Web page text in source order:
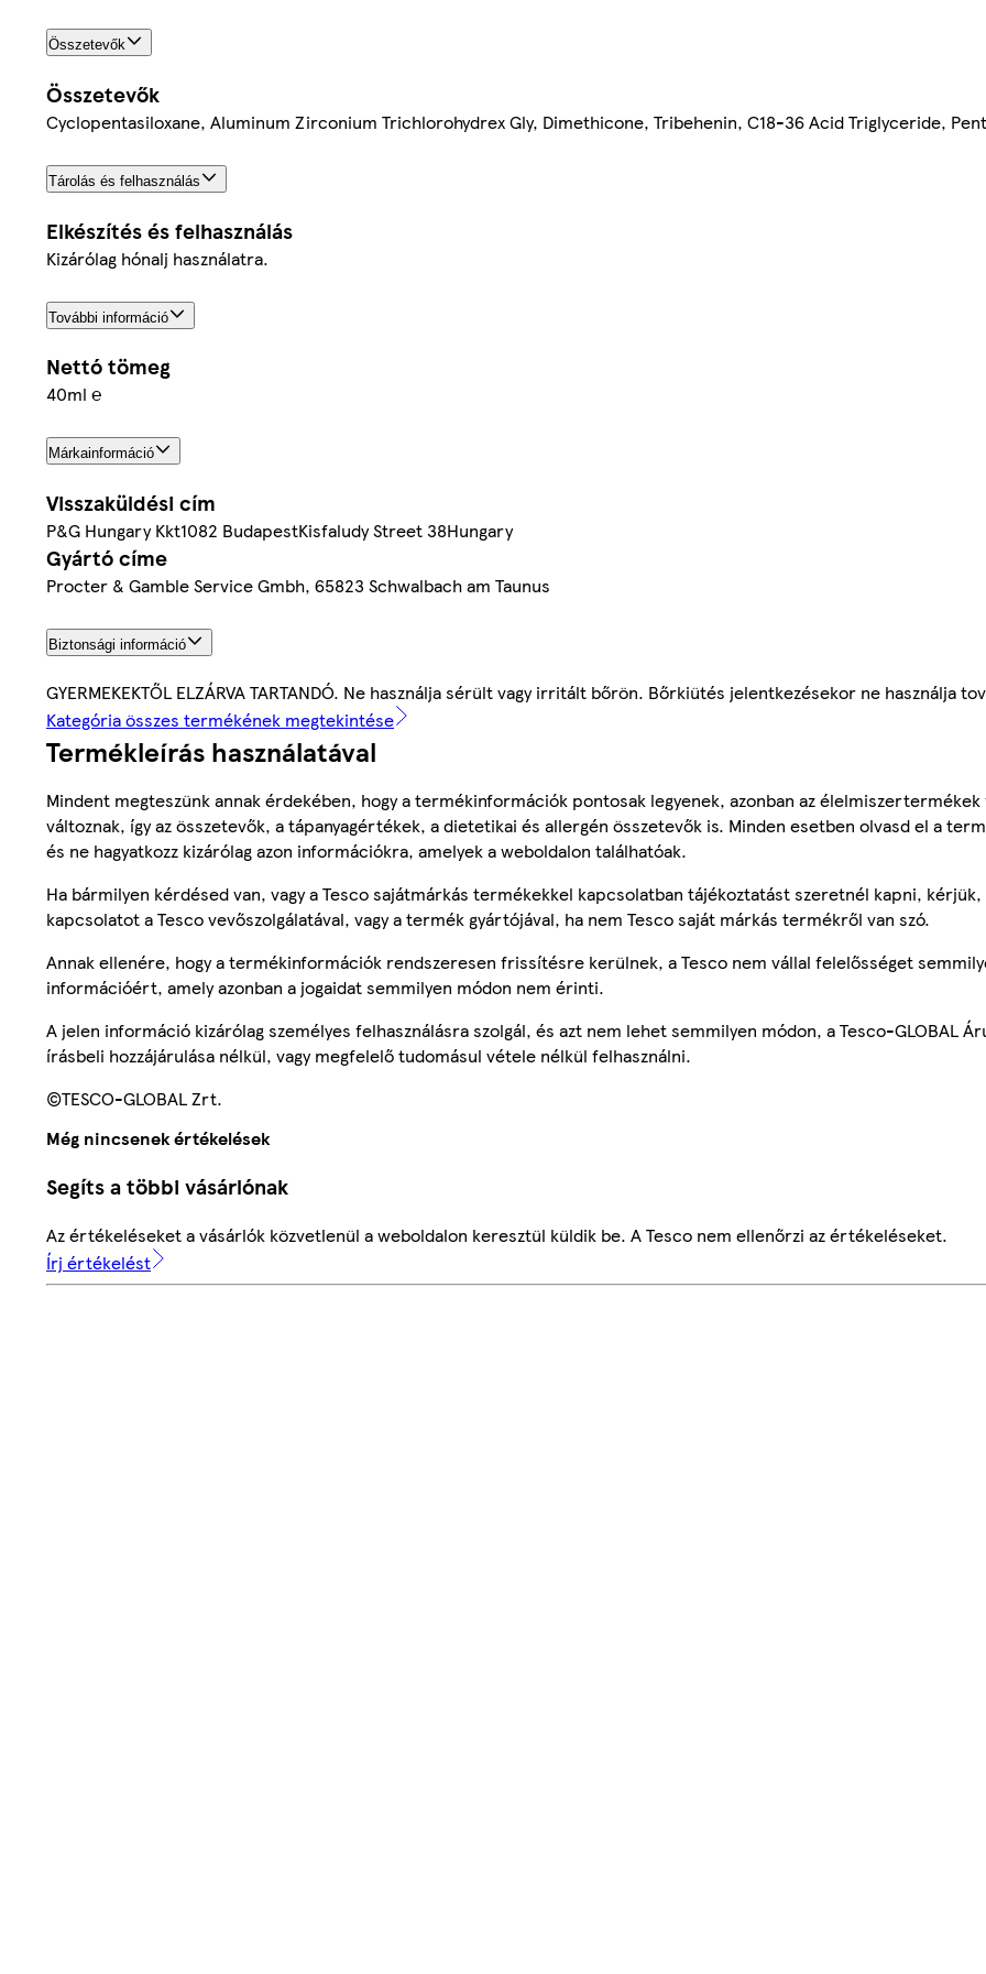
Összetevők
Összetevők
Cyclopentasiloxane, Aluminum Zirconium Trichlorohydrex Gly, Dimethicone, Tribehenin, C18-36 Acid Triglyceride,
Tárolás és felhasználás
Elkészítés és felhasználás
Kizárólag hónalj használatra.
További információ
Nettó tömeg
40ml ℮
Márkainformáció
Visszaküldési cím
P&G Hungary Kkt1082 BudapestKisfaludy Street 38Hungary
Gyártó címe
Procter & Gamble Service Gmbh, 65823 Schwalbach am Taunus
Biztonsági információ
GYERMEKEKTŐL ELZÁRVA TARTANDÓ. Ne használja sérült vagy irritált bőrön. Bőrkiütés jelentkezésekor ne használja
Kategória összes termékének megtekintése
Termékleírás használatával
Mindent megteszünk annak érdekében, hogy a termékinformációk pontosak legyenek, azonban az élelmiszertermékek
változnak, így az összetevők, a tápanyagértékek, a dietetikai és allergén összetevők is. Minden esetben olvasd el a
és ne hagyatkozz kizárólag azon információkra, amelyek a weboldalon találhatóak.
Ha bármilyen kérdésed van, vagy a Tesco sajátmárkás termékekkel kapcsolatban tájékoztatást szeretnél kapni, kérjük,
kapcsolatot a Tesco vevőszolgálatával, vagy a termék gyártójával, ha nem Tesco saját márkás termékről van szó.
Annak ellenére, hogy a termékinformációk rendszeresen frissítésre kerülnek, a Tesco nem vállal felelősséget
információért, amely azonban a jogaidat semmilyen módon nem érinti.
A jelen információ kizárólag személyes felhasználásra szolgál, és azt nem lehet semmilyen módon, a Tesco-GLOBAL
írásbeli hozzájárulása nélkül, vagy megfelelő tudomásul vétele nélkül felhasználni.
©TESCO-GLOBAL Zrt.
Még nincsenek értékelések
Segíts a többi vásárlónak
Az értékeléseket a vásárlók közvetlenül a weboldalon keresztül küldik be. A Tesco nem ellenőrzi az értékeléseket.
Írj értékelést